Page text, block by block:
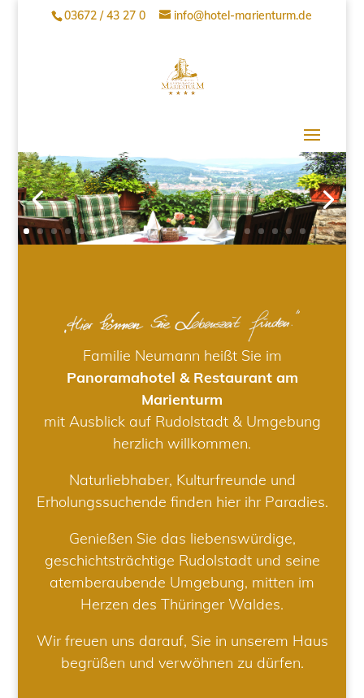
03672 / 43 27 0 info@hotel-marienturm.de
Familie Neumann heißt Sie im
Panoramahotel & Restaurant am
Marienturm
mit Ausblick auf Rudolstadt & Umgebung
herzlich willkommen.
Naturliebhaber, Kulturfreunde und
Erholungssuchende finden hier ihr Paradies.
Genießen Sie das liebenswürdige,
geschichtsträchtige Rudolstadt und seine
atemberaubende Umgebung, mitten im
Herzen des Thüringer Waldes.
Wir freuen uns darauf, Sie in unserem Haus
begrüßen und verwöhnen zu dürfen.